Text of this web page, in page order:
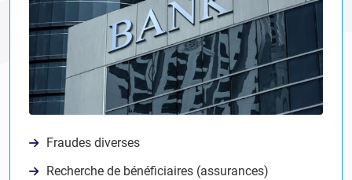
Fraudes diverses
Recherche de bénéficiaires (assurances)